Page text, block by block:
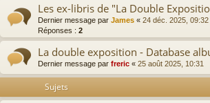
Les ex-libris de "La Double
Dernier message par James « 24 déc. 2025, 09:32
Réponses : 2
La double exposition - Database
Dernier message par freric « 25 août 2025, 10:31
Sujets